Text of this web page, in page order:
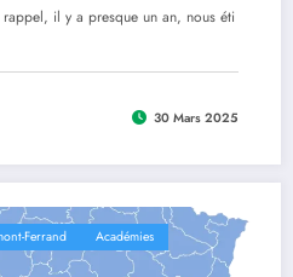
il y a presque un an, nous éti
30 Mars 2025
Ferrand Académies